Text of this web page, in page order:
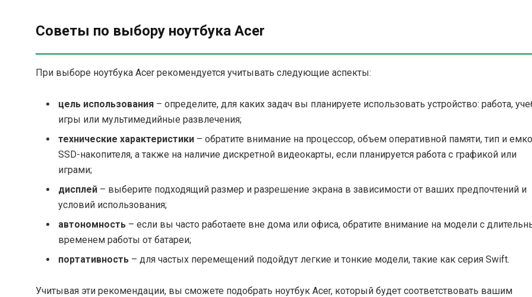
Советы по выбору ноутбука Acer
При выборе ноутбука Acer рекомендуется учитывать следующие аспекты:
цель использования – определите, для каких задач вы планируете использовать устройство: работа,
игры или мультимедийные развлечения;
технические характеристики – обратите внимание на процессор, объем оперативной памяти, тип и
SSD-накопителя, а также на наличие дискретной видеокарты, если планируется работа с графикой или
играми;
дисплей – выберите подходящий размер и разрешение экрана в зависимости от ваших предпочтений и
условий использования;
автономность – если вы часто работаете вне дома или офиса, обратите внимание на модели с
временем работы от батареи;
портативность – для частых перемещений подойдут легкие и тонкие модели, такие как серия Swift.
Учитывая эти рекомендации, вы сможете подобрать ноутбук Acer, который будет соответствовать вашим